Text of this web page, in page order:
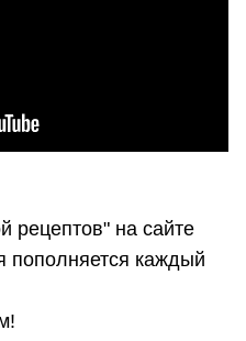
рецептов" на сайте
пополняется каждый